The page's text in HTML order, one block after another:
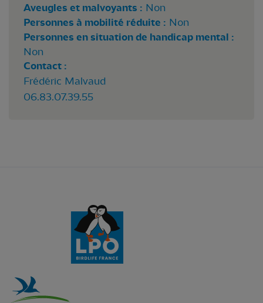
Aveugles et malvoyants : Non
Personnes à mobilité réduite : Non
Personnes en situation de handicap mental :
Non
Contact :
Frédéric Malvaud
06.83.07.39.55